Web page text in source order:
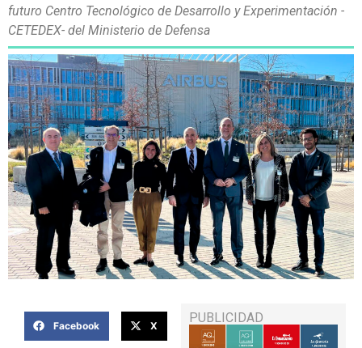
futuro Centro Tecnológico de Desarrollo y Experimentación -
CETEDEX- del Ministerio de Defensa
Facebook X
PUBLICIDAD